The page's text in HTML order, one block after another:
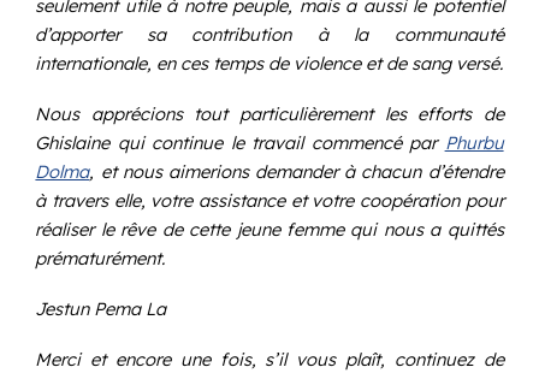
seulement utile à notre peuple, mais a aussi le potentiel
d’apporter sa contribution à la communauté
internationale, en ces temps de violence et de sang versé.
Nous apprécions tout particulièrement les efforts de
Ghislaine qui continue le travail commencé par Phurbu
Dolma, et nous aimerions demander à chacun d’étendre
à travers elle, votre assistance et votre coopération pour
réaliser le rêve de cette jeune femme qui nous a quittés
prématurément.
Jestun Pema La
Merci et encore une fois, s’il vous plaît, continuez de